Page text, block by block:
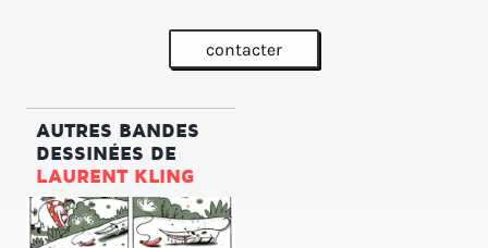
contacter
AUTRES BANDES
DESSINÉES DE
LAURENT KLING